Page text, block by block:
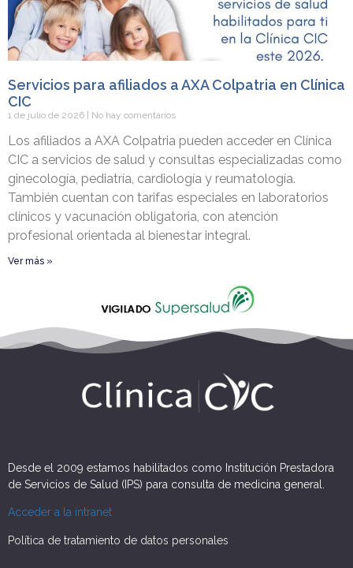
Servicios para afiliados a AXA Colpatria en Clínica
CIC
1 de julio de 2026 No hay comentarios
Los afiliados a AXA Colpatria pueden acceder en Clínica
CIC a servicios de salud y consultas especializadas como
ginecología, pediatría, cardiología y reumatología.
También cuentan con tarifas especiales en laboratorios
clínicos y vacunación obligatoria, con atención
profesional orientada al bienestar integral.
Ver más »
Desde el 2009 estamos habilitados como Institución Prestadora
de Servicios de Salud (IPS) para consulta de medicina general.
Acceder a la intranet
Política de tratamiento de datos personales